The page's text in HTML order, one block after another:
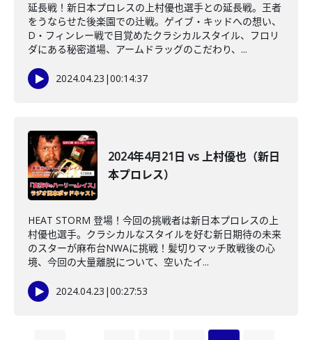
延長戦！新日本プロレスの上村優也選手との延長戦。王者
をうならせた後楽園での辻戦。ゲイブ・キッドへの想い、
D・フィンレー戦で目覚めたクラシカルスタイル、フロリ
ダにある秘密道場、アームドラッグのこだわり、...
2024.04.23 |00:14:37
2024年4月21日 vs 上村優也（新日
本プロレス）
HEAT STORM 登場！今回の挑戦者は新日本プロレスの上
村優也選手。クラシカルなスタイルを好む新日期待の未来
のスターが麻布台NWAに挑戦！髪切りマッチ敗戦後の心
境、今回の大量離脱について、空いたイ...
2024.04.23 |00:27:53